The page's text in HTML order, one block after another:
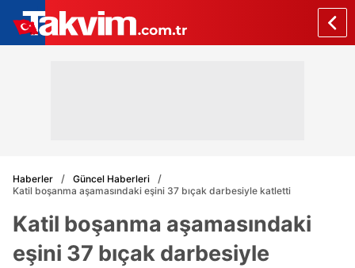
Haberler
Güncel Haberleri
Katil boşanma aşamasındaki eşini 37 bıçak darbesiyle katletti
Katil boşanma aşamasındaki
eşini 37 bıçak darbesiyle